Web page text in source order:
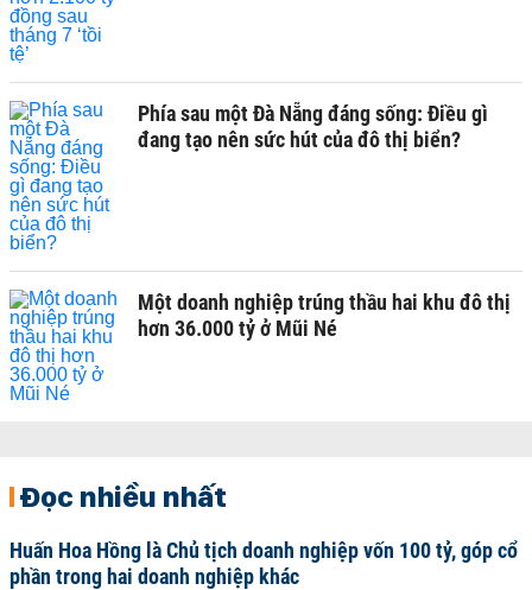
Phía sau một Đà Nẵng đáng sống: Điều gì
đang tạo nên sức hút của đô thị biển?
Một doanh nghiệp trúng thầu hai khu đô thị
hơn 36.000 tỷ ở Mũi Né
Đọc nhiều nhất
Huấn Hoa Hồng là Chủ tịch doanh nghiệp vốn 100 tỷ, góp cổ
phần trong hai doanh nghiệp khác